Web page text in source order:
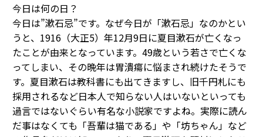
今日は何の日？
今日は”漱石忌”です。なぜ今日が「漱石忌」なのかとい
うと、1916（大正5）年12月9日に夏目漱石が亡くなっ
たことが由来となっています。49歳という若さで亡くな
ってしまい、その晩年は胃潰瘍に悩まされ続けたそうで
す。夏目漱石は教科書にも出てきますし、旧千円札にも
採用されるなど日本人で知らない人はいないといっても
過言ではないぐらい有名な小説家ですよね。実際に読ん
だ事はなくても「吾輩は猫である」や「坊ちゃん」など